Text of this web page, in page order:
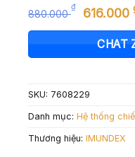
880.000
₫
Giá
gốc
là:
616.000
CHAT
SKU: 7608229
Danh mục: Hệ thống
Thương hiệu: IMUNDEX